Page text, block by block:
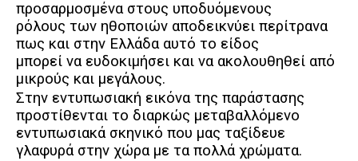
προσαρμοσμένα στους υποδυόμενους
ρόλους των ηθοποιών αποδεικνύει περίτρανα
πως και στην Ελλάδα αυτό το είδος
μπορεί να ευδοκιμήσει και να ακολουθηθεί από
μικρούς και μεγάλους.
Στην εντυπωσιακή εικόνα της παράστασης
προστίθενται το διαρκώς μεταβαλλόμενο
εντυπωσιακά σκηνικό που μας ταξίδευε
γλαφυρά στην χώρα με τα πολλά χρώματα.